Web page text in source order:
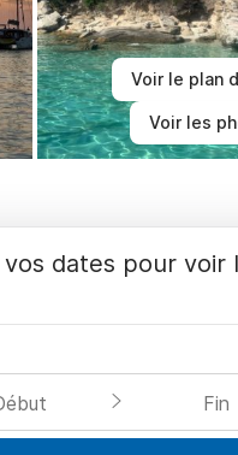
Voir le plan
Voir les
dates pour voir
Fin